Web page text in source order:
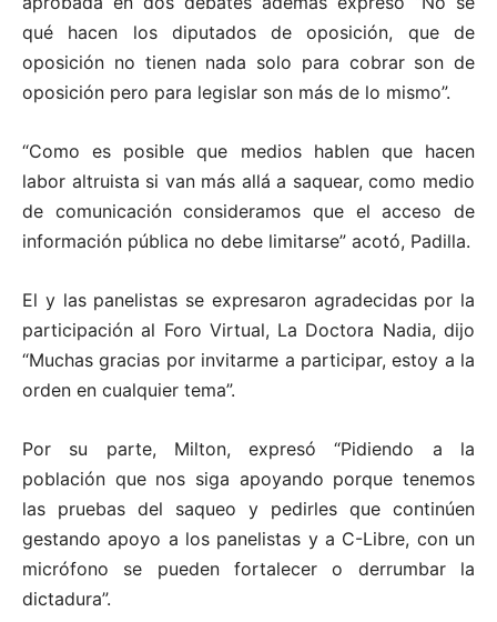
qué hacen los diputados de oposición, que de
oposición no tienen nada solo para cobrar son de
oposición pero para legislar son más de lo mismo”.
“Como es posible que medios hablen que hacen
labor altruista si van más allá a saquear, como medio
de comunicación consideramos que el acceso de
información pública no debe limitarse” acotó, Padilla.
El y las panelistas se expresaron agradecidas por la
participación al Foro Virtual, La Doctora Nadia, dijo
“Muchas gracias por invitarme a participar, estoy a la
orden en cualquier tema”.
Por su parte, Milton, expresó “Pidiendo a la
población que nos siga apoyando porque tenemos
las pruebas del saqueo y pedirles que continúen
gestando apoyo a los panelistas y a C-Libre, con un
micrófono se pueden fortalecer o derrumbar la
dictadura”.